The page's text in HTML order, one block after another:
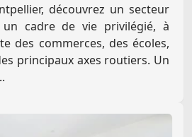
découvrez un secteur
cadre de vie privilégié, à
des commerces, des écoles,
principaux axes routiers. Un